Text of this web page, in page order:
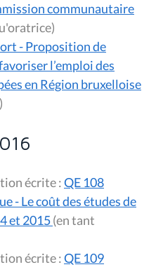
communautaire
tant qu'oratrice)
- Proposition de
l’emploi des
en Région bruxelloise
Question écrite :QE 108
- Le coût des études de
et 2015(en tant
Question écrite :QE 109